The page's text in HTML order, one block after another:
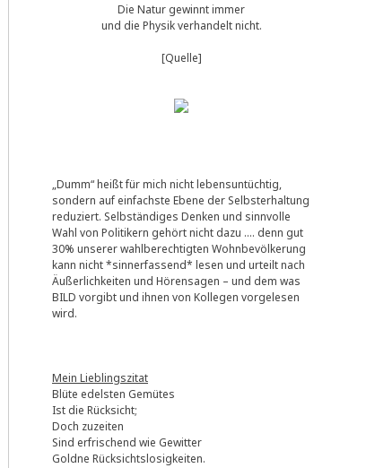
Die Natur gewinnt immer
und die Physik verhandelt nicht.
[Quelle]
„Dumm“ heißt für mich nicht lebensuntüchtig,
sondern auf einfachste Ebene der Selbsterhaltung
reduziert. Selbständiges Denken und sinnvolle
Wahl von Politikern gehört nicht dazu …. denn gut
30% unserer wahlberechtigten Wohnbevölkerung
kann nicht *sinnerfassend* lesen und urteilt nach
Äußerlichkeiten und Hörensagen – und dem was
BILD vorgibt und ihnen von Kollegen vorgelesen
wird.
Mein Lieblingszitat
Blüte edelsten Gemütes
Ist die Rücksicht;
Doch zuzeiten
Sind erfrischend wie Gewitter
Goldne Rücksichtslosigkeiten.